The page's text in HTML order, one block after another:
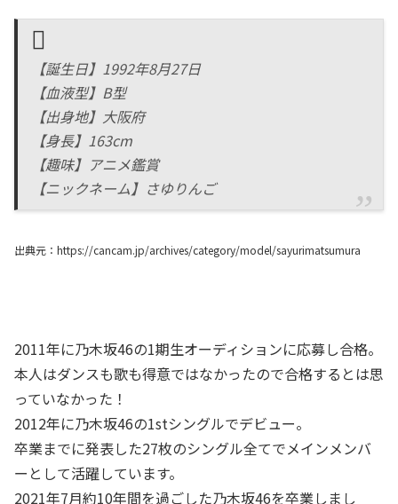
【誕生日】1992年8月27日
【血液型】B型
【出身地】大阪府
【身長】163cm
【趣味】アニメ鑑賞
【ニックネーム】さゆりんご
出典元：https://cancam.jp/archives/category/model/sayurimatsumura
2011年に乃木坂46の1期生オーディションに応募し合格。
本人はダンスも歌も得意ではなかったので合格するとは思
っていなかった！
2012年に乃木坂46の1stシングルでデビュー。
卒業までに発表した27枚のシングル全てでメインメンバ
ーとして活躍しています。
2021年7月約10年間を過ごした乃木坂46を卒業しまし